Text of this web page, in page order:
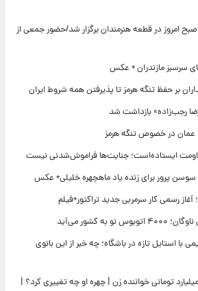
امروز در قطعه هنرمندان برگزار شد/حضور جمعی از
مازندران + عکس
بر حفظ تنگه هرمز تا پذیرفتن همه شروط ایران
بازداشت شد
در خصوص تنگه هرمز
ایستاده‌است؛ جنایت‌ها فراموش‌شدنی نیست
پرور برای زنده یاد ماهچهره خلیلی+ عکس
رسمی کار سرمربی جدید تراکتور+فیلم
می‌آید
تازه در باشگاه؛ چه خبر از این بانوی
جراحی زیبایی ۴۰ میلیارد تومانی خواننده زن | چهره او چه تغییری کرد؟ |